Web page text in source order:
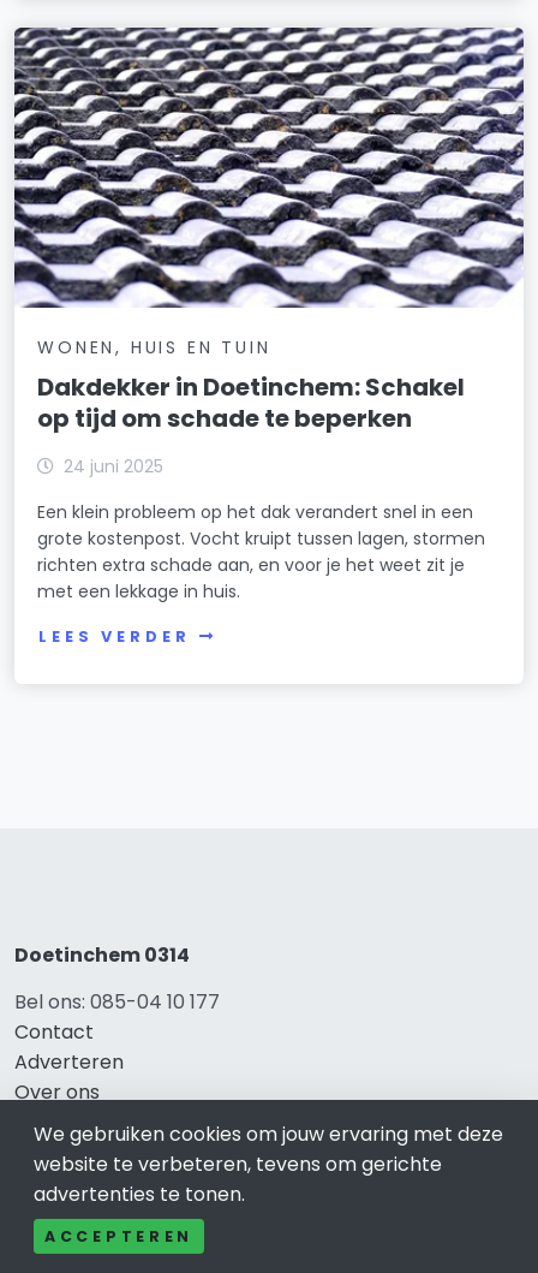
WONEN, HUIS EN TUIN
Dakdekker in Doetinchem: Schakel
op tijd om schade te beperken
24 juni 2025
Een klein probleem op het dak verandert snel in een
grote kostenpost. Vocht kruipt tussen lagen, stormen
richten extra schade aan, en voor je het weet zit je
met een lekkage in huis.
LEES VERDER
Doetinchem 0314
Bel ons: 085-04 10 177
Contact
Adverteren
Over ons
Cookieverklaring
Privacy
We gebruiken cookies om jouw ervaring met deze
website te verbeteren, tevens om gerichte
advertenties te tonen.
ACCEPTEREN